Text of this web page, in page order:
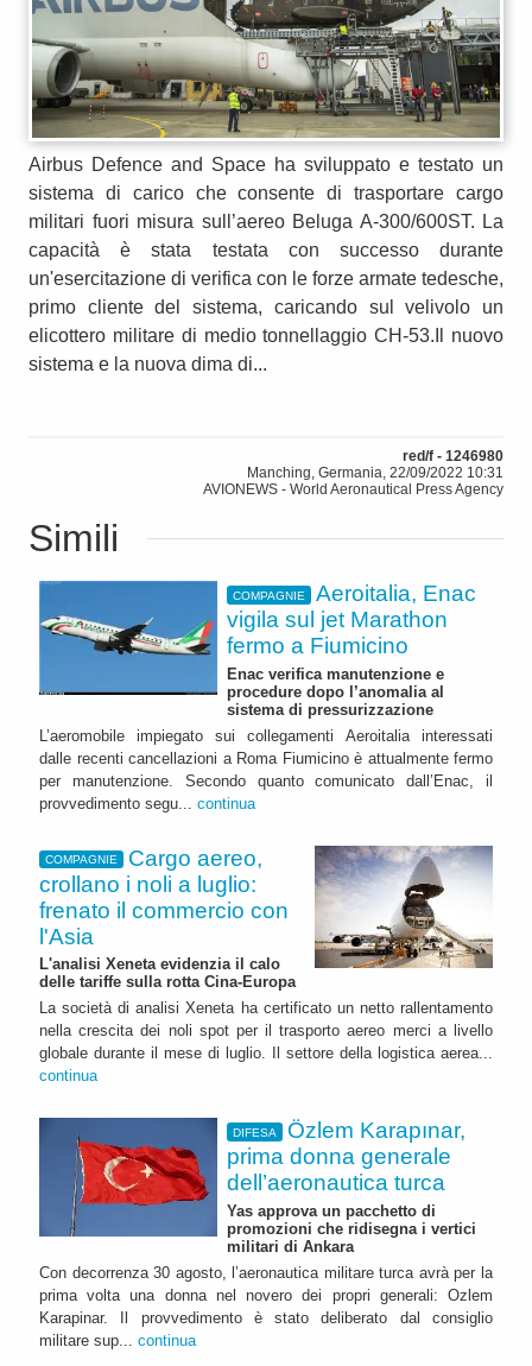
Airbus Defence and Space ha sviluppato e testato un
sistema di carico che consente di trasportare cargo
militari fuori misura sull’aereo Beluga A-300/600ST. La
capacità è stata testata con successo durante
un'esercitazione di verifica con le forze armate tedesche,
primo cliente del sistema, caricando sul velivolo un
elicottero militare di medio tonnellaggio CH-53.Il nuovo
sistema e la nuova dima di...
red/f - 1246980
Manching, Germania, 22/09/2022 10:31
AVIONEWS - World Aeronautical Press Agency
Simili
COMPAGNIE
Aeroitalia, Enac
vigila sul jet Marathon
fermo a Fiumicino
Enac verifica manutenzione e
procedure dopo l’anomalia al
sistema di pressurizzazione
L’aeromobile impiegato sui collegamenti Aeroitalia interessati
dalle recenti cancellazioni a Roma Fiumicino è attualmente fermo
per manutenzione. Secondo quanto comunicato dall’Enac, il
provvedimento segu... continua
COMPAGNIE
Cargo aereo,
crollano i noli a luglio:
frenato il commercio con
l'Asia
L'analisi Xeneta evidenzia il calo
delle tariffe sulla rotta Cina-Europa
La società di analisi Xeneta ha certificato un netto rallentamento
nella crescita dei noli spot per il trasporto aereo merci a livello
globale durante il mese di luglio. Il settore della logistica aerea...
continua
DIFESA
Özlem Karapınar,
prima donna generale
dell’aeronautica turca
Yas approva un pacchetto di
promozioni che ridisegna i vertici
militari di Ankara
Con decorrenza 30 agosto, l’aeronautica militare turca avrà per la
prima volta una donna nel novero dei propri generali: Ozlem
Karapinar. Il provvedimento è stato deliberato dal consiglio
militare sup... continua